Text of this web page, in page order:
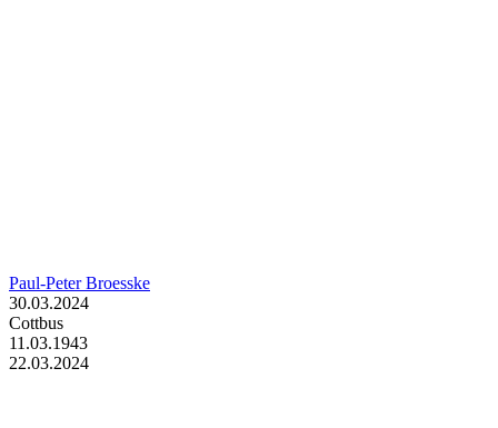
Paul-Peter Broesske
30.03.2024
Cottbus
11.03.1943
22.03.2024